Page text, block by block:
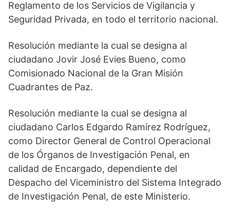
Reglamento de los Servicios de Vigilancia y
Seguridad Privada, en todo el territorio nacional.
Resolución mediante la cual se designa al
ciudadano Jovir José Evies Bueno, como
Comisionado Nacional de la Gran Misión
Cuadrantes de Paz.
Resolución mediante la cual se designa al
ciudadano Carlos Edgardo Ramírez Rodríguez,
como Director General de Control Operacional
de los Órganos de Investigación Penal, en
calidad de Encargado, dependiente del
Despacho del Viceministro del Sistema Integrado
de Investigación Penal, de este Ministerio.